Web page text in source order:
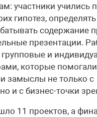
участники учились
гипотез,
содержание
презентации.
групповые и
которые
замыслы не только с
и с бизнес-точки
11 проектов, а